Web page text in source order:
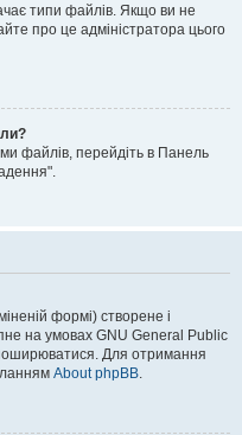
типи файлів. Якщо ви не
про це адміністратора цього
файлів, перейдіть в Панель
формі) створене і
на умовах GNU General Public
Для отримання
About phpBB.